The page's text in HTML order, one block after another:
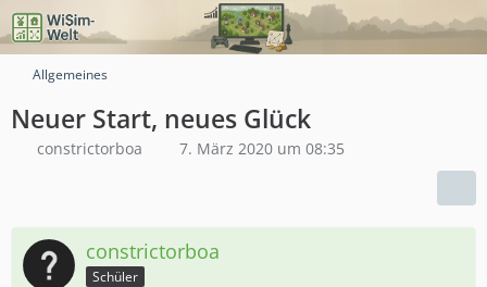
Allgemeines
Neuer Start, neues Glück
constrictorboa 7. März 2020 um 08:35
constrictorboa
Schüler